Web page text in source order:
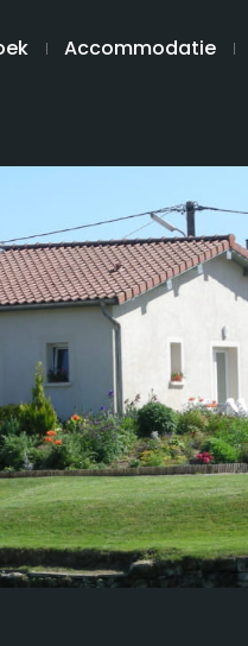
Accommodatie